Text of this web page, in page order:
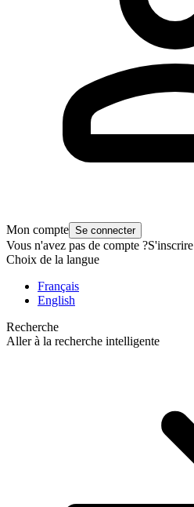
Mon compte Se connecter
Vous n'avez pas de compte ?S'inscrire
Choix de la langue
Français
English
Recherche
Aller à la recherche intelligente